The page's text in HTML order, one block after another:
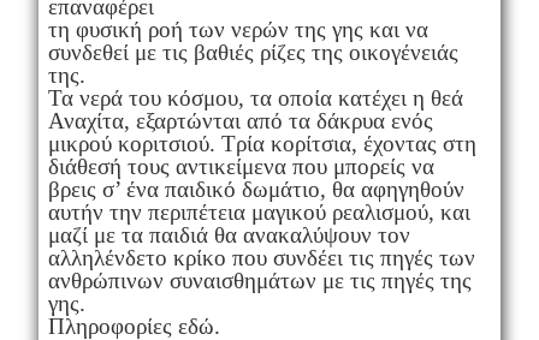
επαναφέρει
τη φυσική ροή των νερών της γης και να
συνδεθεί με τις βαθιές ρίζες της οικογένειάς
της.
Τα νερά του κόσμου, τα οποία κατέχει η θεά
Αναχίτα, εξαρτώνται από τα δάκρυα ενός
μικρού κοριτσιού. Τρία κορίτσια, έχοντας στη
διάθεσή τους αντικείμενα που μπορείς να
βρεις σ’ ένα παιδικό δωμάτιο, θα αφηγηθούν
αυτήν την περιπέτεια μαγικού ρεαλισμού, και
μαζί με τα παιδιά θα ανακαλύψουν τον
αλληλένδετο κρίκο που συνδέει τις πηγές των
ανθρώπινων συναισθημάτων με τις πηγές της
γης.
Πληροφορίες εδώ.